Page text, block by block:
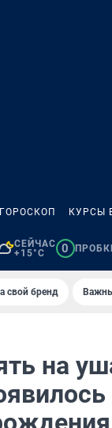
ГОРОСКОП КУРСЫ
СЕЙЧАС
+15°C
0
свой бренд
на